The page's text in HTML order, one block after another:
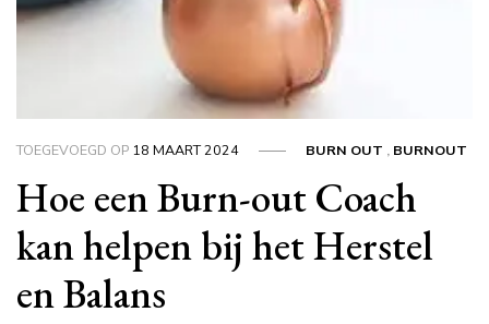
TOEGEVOEGD OP 18 MAART 2024 BURN OUT , BURNOUT
Hoe een Burn-out Coach
kan helpen bij het Herstel
en Balans